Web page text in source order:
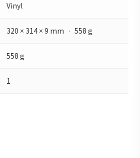
Vinyl
320 × 314 × 9 mm · 558 g
558 g
1